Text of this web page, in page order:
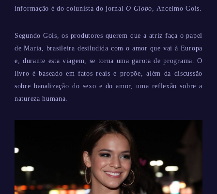
informação é do colunista do jornalO Globo, Ancelmo Gois.
Segundo Gois, os produtores querem que a atriz faça o papel
de Maria, brasileira desiludida com o amor que vai à Europa
e, durante esta viagem, se torna uma garota de programa. O
livro é baseado em fatos reais e propõe, além da discussão
sobre banalização do sexo e do amor, uma reflexão sobre a
natureza humana.